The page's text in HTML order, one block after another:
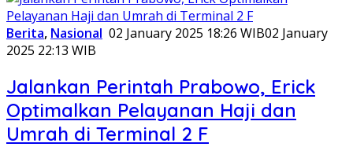
Berita, Nasional 02 January 2025 18:26 WIB02 January
2025 22:13 WIB
Jalankan Perintah Prabowo, Erick
Optimalkan Pelayanan Haji dan
Umrah di Terminal 2 F